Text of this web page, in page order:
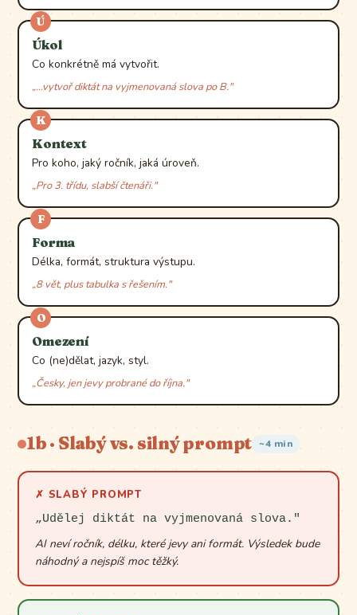
Ú
Úkol
Co konkrétně má vytvořit.
„…vytvoř diktát na vyjmenovaná slova po B."
K
Kontext
Pro koho, jaký ročník, jaká úroveň.
„Pro 3. třídu, slabší čtenáři."
F
Forma
Délka, formát, struktura výstupu.
„8 vět, plus tabulka s řešením."
O
Omezení
Co (ne)dělat, jazyk, styl.
„Česky, jen jevy probrané do října."
1b · Slabý vs. silný prompt ~4 min
✗ SLABÝ PROMPT
„Udělej diktát na vyjmenovaná slova."
AI neví ročník, délku, které jevy ani formát. Výsledek bude
náhodný a nejspíš moc těžký.